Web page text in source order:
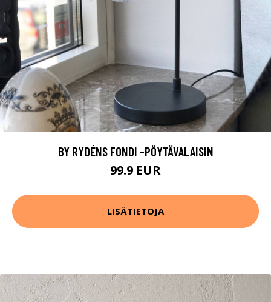
BY RYDÉNS FONDI -PÖYTÄVALAISIN
99.9 EUR
LISÄTIETOJA